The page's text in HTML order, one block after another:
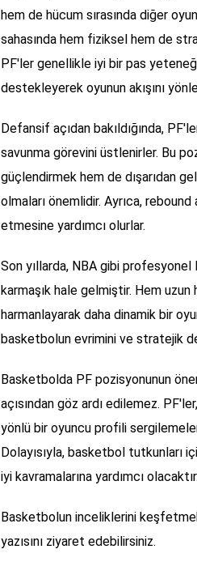
hem de hücum sırasında diğer
sahasında hem fiziksel hem de
PF'ler genellikle iyi bir pas
destekleyerek oyunun akışını
Defansif açıdan bakıldığında,
savunma görevini üstlenirler. Bu
güçlendirmek hem de dışarıdan
olmaları önemlidir. Ayrıca,
etmesine yardımcı olurlar.
Son yıllarda, NBA gibi
karmaşık hale gelmiştir. Hem
harmanlayarak daha dinamik bir
basketbolun evrimini ve stratejik
Basketbolda PF pozisyonunun
açısından göz ardı edilemez.
yönlü bir oyuncu profili
Dolayısıyla, basketbol tutkunları
iyi kavramalarına yardımcı olacaktır.
Basketbolun inceliklerini
yazısını ziyaret edebilirsiniz.